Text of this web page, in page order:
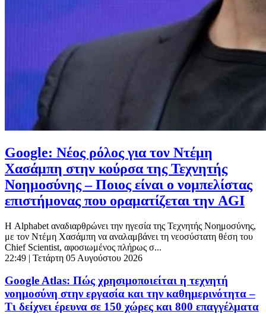
Google: Νέος ρόλος για τον Ντέμη
Χασάμπη στην κούρσα της Τεχνητής
Νοημοσύνης – Ποιος είναι ο νομπελίστας
επιστήμονας που οραματίζεται την AGI
Η Alphabet αναδιαρθρώνει την ηγεσία της Τεχνητής Νοημοσύνης,
με τον Ντέμη Χασάμπη να αναλαμβάνει τη νεοσύστατη θέση του
Chief Scientist, αφοσιωμένος πλήρως σ...
22:49 | Τετάρτη 05 Αυγούστου 2026
Google Atlas: Πώς χρησιμοποιείται η τεχνητή
νοημοσύνη στην εργασία και την καθημερινότητα –
Τι δείχνει έρευνα σε 150 χώρες και 800 επαγγέλματα